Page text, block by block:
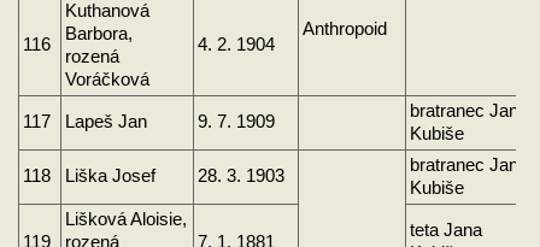
Anthropoid
116
Kuthanová
Barbora,
rozená
Voráčková
4. 2. 1904
117 Lapeš Jan 9. 7. 1909
bratranec Jana
Kubiše
118 Liška Josef 28. 3. 1903
bratranec Jana
Kubiše
119
Lišková Aloisie,
rozená
7. 1. 1881
teta Jana